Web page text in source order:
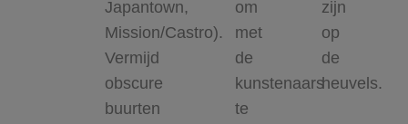
Japantown,
Mission/Castro).
Vermijd
obscure
buurten
om
met
de
kunstenaars
te
zijn
op
de
heuvels.